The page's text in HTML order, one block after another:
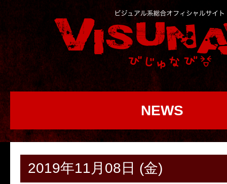
NEWS
2019年11月08日 (金)